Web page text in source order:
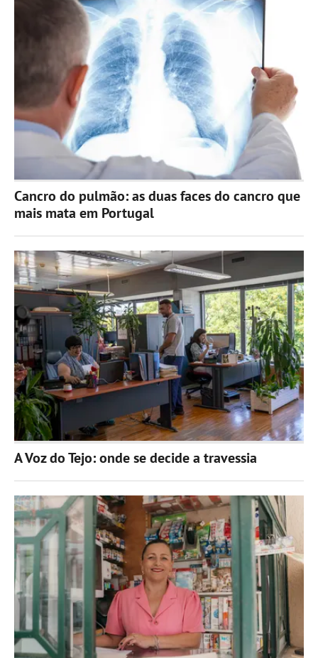
Cancro do pulmão: as duas faces do cancro que
mais mata em Portugal
A Voz do Tejo: onde se decide a travessia